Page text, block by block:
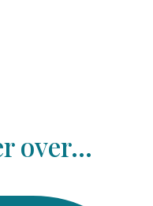
over...